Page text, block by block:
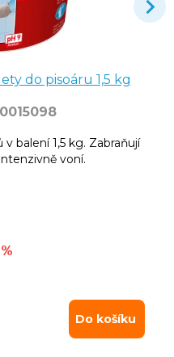
do pisoáru 1,5 kg
balení 1,5 kg. Zabraňují
voní.
Do košíku